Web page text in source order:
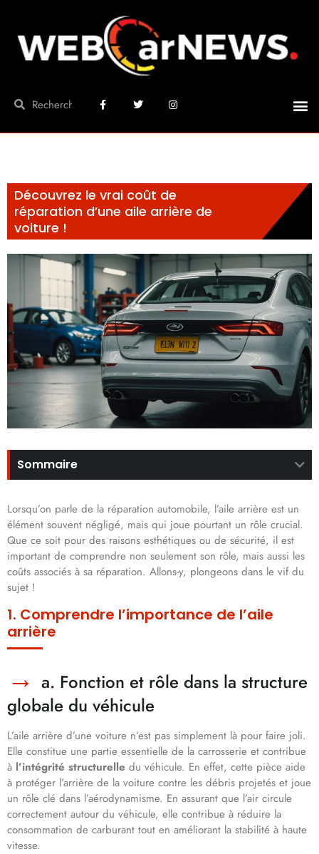
Découvrez le vrai coût de
réparation d’une aile arrière de
voiture !
Sommaire
Lorsqu’on parle de la réparation automobile, l’aile arrière est un
élément souvent négligé, mais qui joue pourtant un rôle crucial.
Que ce soit pour des raisons esthétiques ou de sécurité, il est
important de comprendre non seulement son rôle, mais aussi les
coûts associés à sa réparation. Allons-y, plongeons dans le vif du
sujet !
1. Comprendre l’importance de l’aile
arrière
a. Fonction et rôle dans la structure
globale du véhicule
L’aile arrière d’une voiture n’est pas simplement là pour faire joli.
Elle constitue une partie essentielle de la carrosserie et contribue
à l’intégrité structurelle du véhicule. En effet, cette pièce aide
à protéger l’arrière de la voiture contre les débris projetés et joue
un rôle clé dans l’aérodynamisme. En assurant que l’air circule
correctement autour du véhicule, elle contribue à réduire la
consommation de carburant tout en améliorant la stabilité à haute
vitesse.